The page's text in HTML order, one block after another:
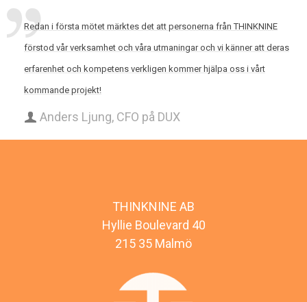
Redan i första mötet märktes det att personerna från THINKNINE
förstod vår verksamhet och våra utmaningar och vi känner att deras
erfarenhet och kompetens verkligen kommer hjälpa oss i vårt
kommande projekt!
Anders Ljung, CFO på DUX
THINKNINE AB
Hyllie Boulevard 40
215 35 Malmö